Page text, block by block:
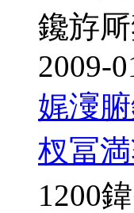
鑱斿
2009-
娓濅
杈冨
1200